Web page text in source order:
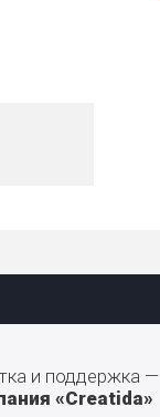
и поддержка —
«Creatida»